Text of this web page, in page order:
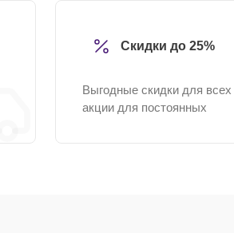
Скидки до 25%
Выгодные скидки для
акции для постоянных